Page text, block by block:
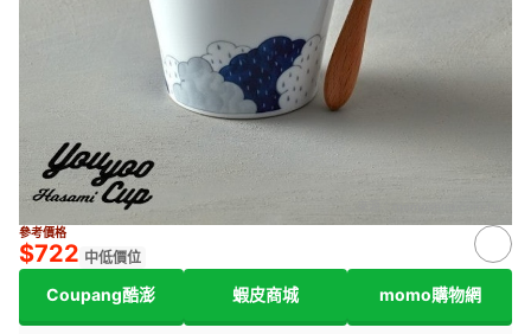
參考價格
$722 中低價位
Coupang酷澎 蝦皮商城 momo購物網